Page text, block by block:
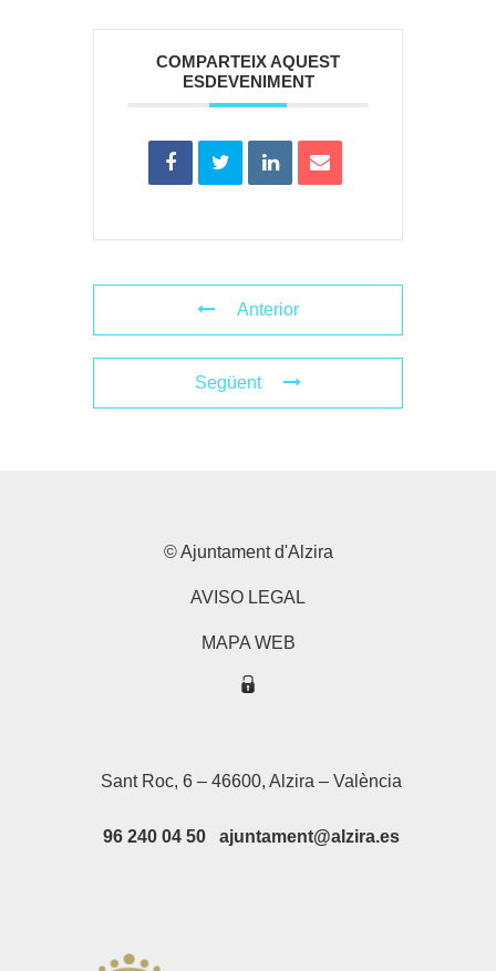
COMPARTEIX AQUEST
ESDEVENIMENT
Anterior
Següent
© Ajuntament d'Alzira
AVISO LEGAL
MAPA WEB
Sant Roc, 6 – 46600, Alzira – València
96 240 04 50 ajuntament@alzira.es